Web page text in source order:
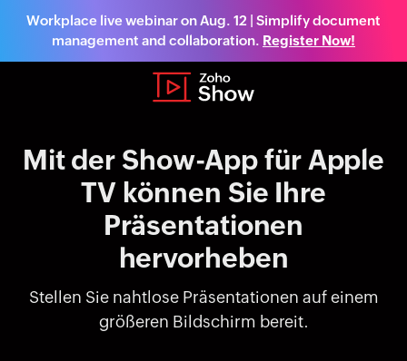
Workplace live webinar on Aug. 12 | Simplify document
management and collaboration. Register Now!
Mit der Show-App für Apple
TV können Sie Ihre
Präsentationen
hervorheben
Stellen Sie nahtlose Präsentationen auf einem
größeren Bildschirm bereit.